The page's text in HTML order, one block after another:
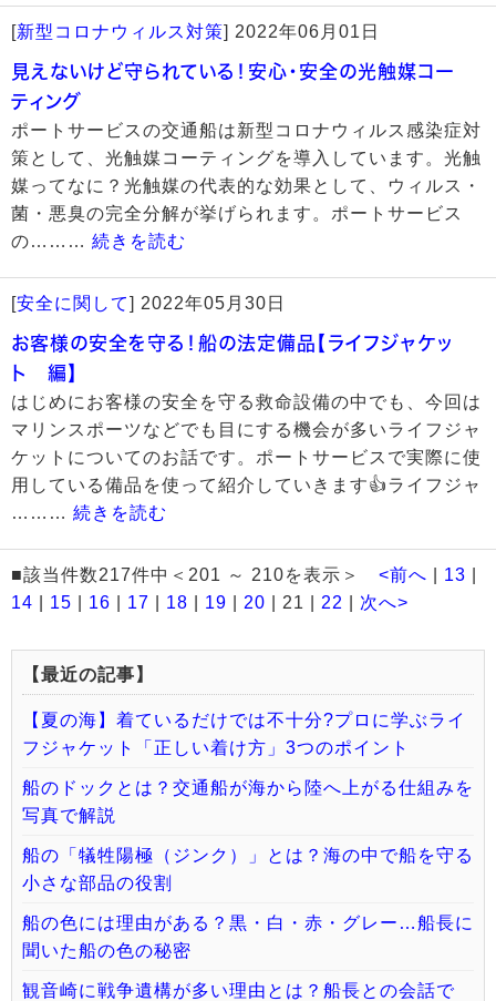
[新型コロナウィルス対策] 2022年06月01日
見えないけど守られている！安心・安全の光触媒コー
ティング
ポートサービスの交通船は新型コロナウィルス感染症対
策として、光触媒コーティングを導入しています。光触
媒ってなに？光触媒の代表的な効果として、ウィルス・
菌・悪臭の完全分解が挙げられます。ポートサービス
の……… 続きを読む
[安全に関して] 2022年05月30日
お客様の安全を守る！船の法定備品【ライフジャケッ
ト 編】
はじめにお客様の安全を守る救命設備の中でも、今回は
マリンスポーツなどでも目にする機会が多いライフジャ
ケットについてのお話です。ポートサービスで実際に使
用している備品を使って紹介していきます👍ライフジャ
……… 続きを読む
■該当件数217件中＜201 ～ 210を表示＞ <前へ 13
14
15 16 17 18 19 20 | 21 | 22 次へ>
【最近の記事】
【夏の海】着ているだけでは不十分?プロに学ぶライ
フジャケット「正しい着け方」3つのポイント
船のドックとは？交通船が海から陸へ上がる仕組みを
写真で解説
船の「犠牲陽極（ジンク）」とは？海の中で船を守る
小さな部品の役割
船の色には理由がある？黒・白・赤・グレー…船長に
聞いた船の色の秘密
観音崎に戦争遺構が多い理由とは？船長との会話で